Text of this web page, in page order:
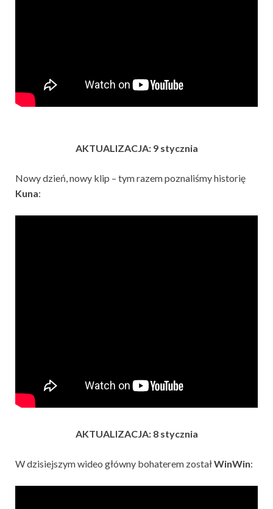
AKTUALIZACJA: 9 stycznia
Nowy dzień, nowy klip – tym razem poznaliśmy historię
Kuna:
AKTUALIZACJA: 8 stycznia
W dzisiejszym wideo główny bohaterem zostałWinWin: